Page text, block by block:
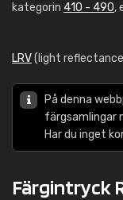
kategorin 410 - 490,
LRV(light
På denna
färgsamlingar
Har du inget
Färgintryck